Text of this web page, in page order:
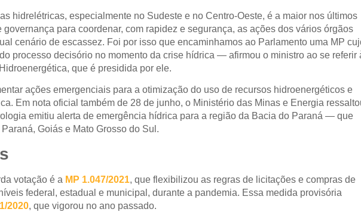
hidrelétricas, especialmente no Sudeste e no Centro-Oeste, é a maior nos últimos
para coordenar, com rapidez e segurança, as ações dos vários órgãos
cenário de escassez. Foi por isso que encaminhamos ao Parlamento uma MP
processo decisório no momento da crise hídrica — afirmou o ministro ao se referir
que é presidida por ele.
ações emergenciais para a otimização do uso de recursos hidroenergéticos e
Em nota oficial também de 28 de junho, o Ministério das Minas e Energia
emitiu alerta de emergência hídrica para a região da Bacia do Paraná — que
Goiás e Mato Grosso do Sul.
votação é a MP 1.047/2021, que flexibilizou as regras de licitações e compras de
federal, estadual e municipal, durante a pandemia. Essa medida provisória
2020, que vigorou no ano passado.